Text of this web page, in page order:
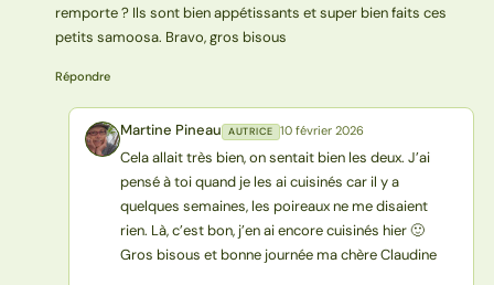
remporte ? Ils sont bien appétissants et super bien faits ces
petits samoosa. Bravo, gros bisous
Répondre
MP Martine Pineau AUTRICE 10 février 2026
Cela allait très bien, on sentait bien les deux. J’ai
pensé à toi quand je les ai cuisinés car il y a
quelques semaines, les poireaux ne me disaient
rien. Là, c’est bon, j’en ai encore cuisinés hier 🙂
Gros bisous et bonne journée ma chère Claudine